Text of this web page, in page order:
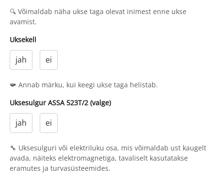
🔍 Võimaldab näha ukse taga olevat inimest enne ukse
avamist.
Uksekell
jah ei
📯 Annab märku, kui keegi ukse taga helistab.
Uksesulgur ASSA 523T/2 (valge)
jah ei
🔧 Uksesulguri või elektriluku osa, mis võimaldab ust kaugelt
avada, näiteks elektromagnetiga, tavaliselt kasutatakse
eramutes ja turvasüsteemides.